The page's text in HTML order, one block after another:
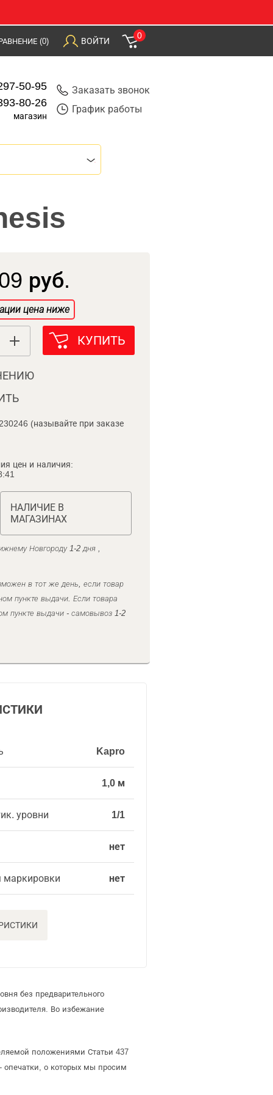
(0) ВОЙТИ
0
50-95
80-26
магазин
Заказать звонок
График работы
руб.
цена ниже
КУПИТЬ
(называйте при заказе
цен и наличия:
НАЛИЧИЕ В
МАГАЗИНАХ
Новгороду 1-2 дня ,
в тот же день, если товар
пункте выдачи. Если товара
пункте выдачи - самовывоз 1-2
Kapro
1,0 м
уровни 1/1
нет
маркировки нет
без предварительного
Во избежание
положениями Статьи 437
опечатки, о которых мы просим